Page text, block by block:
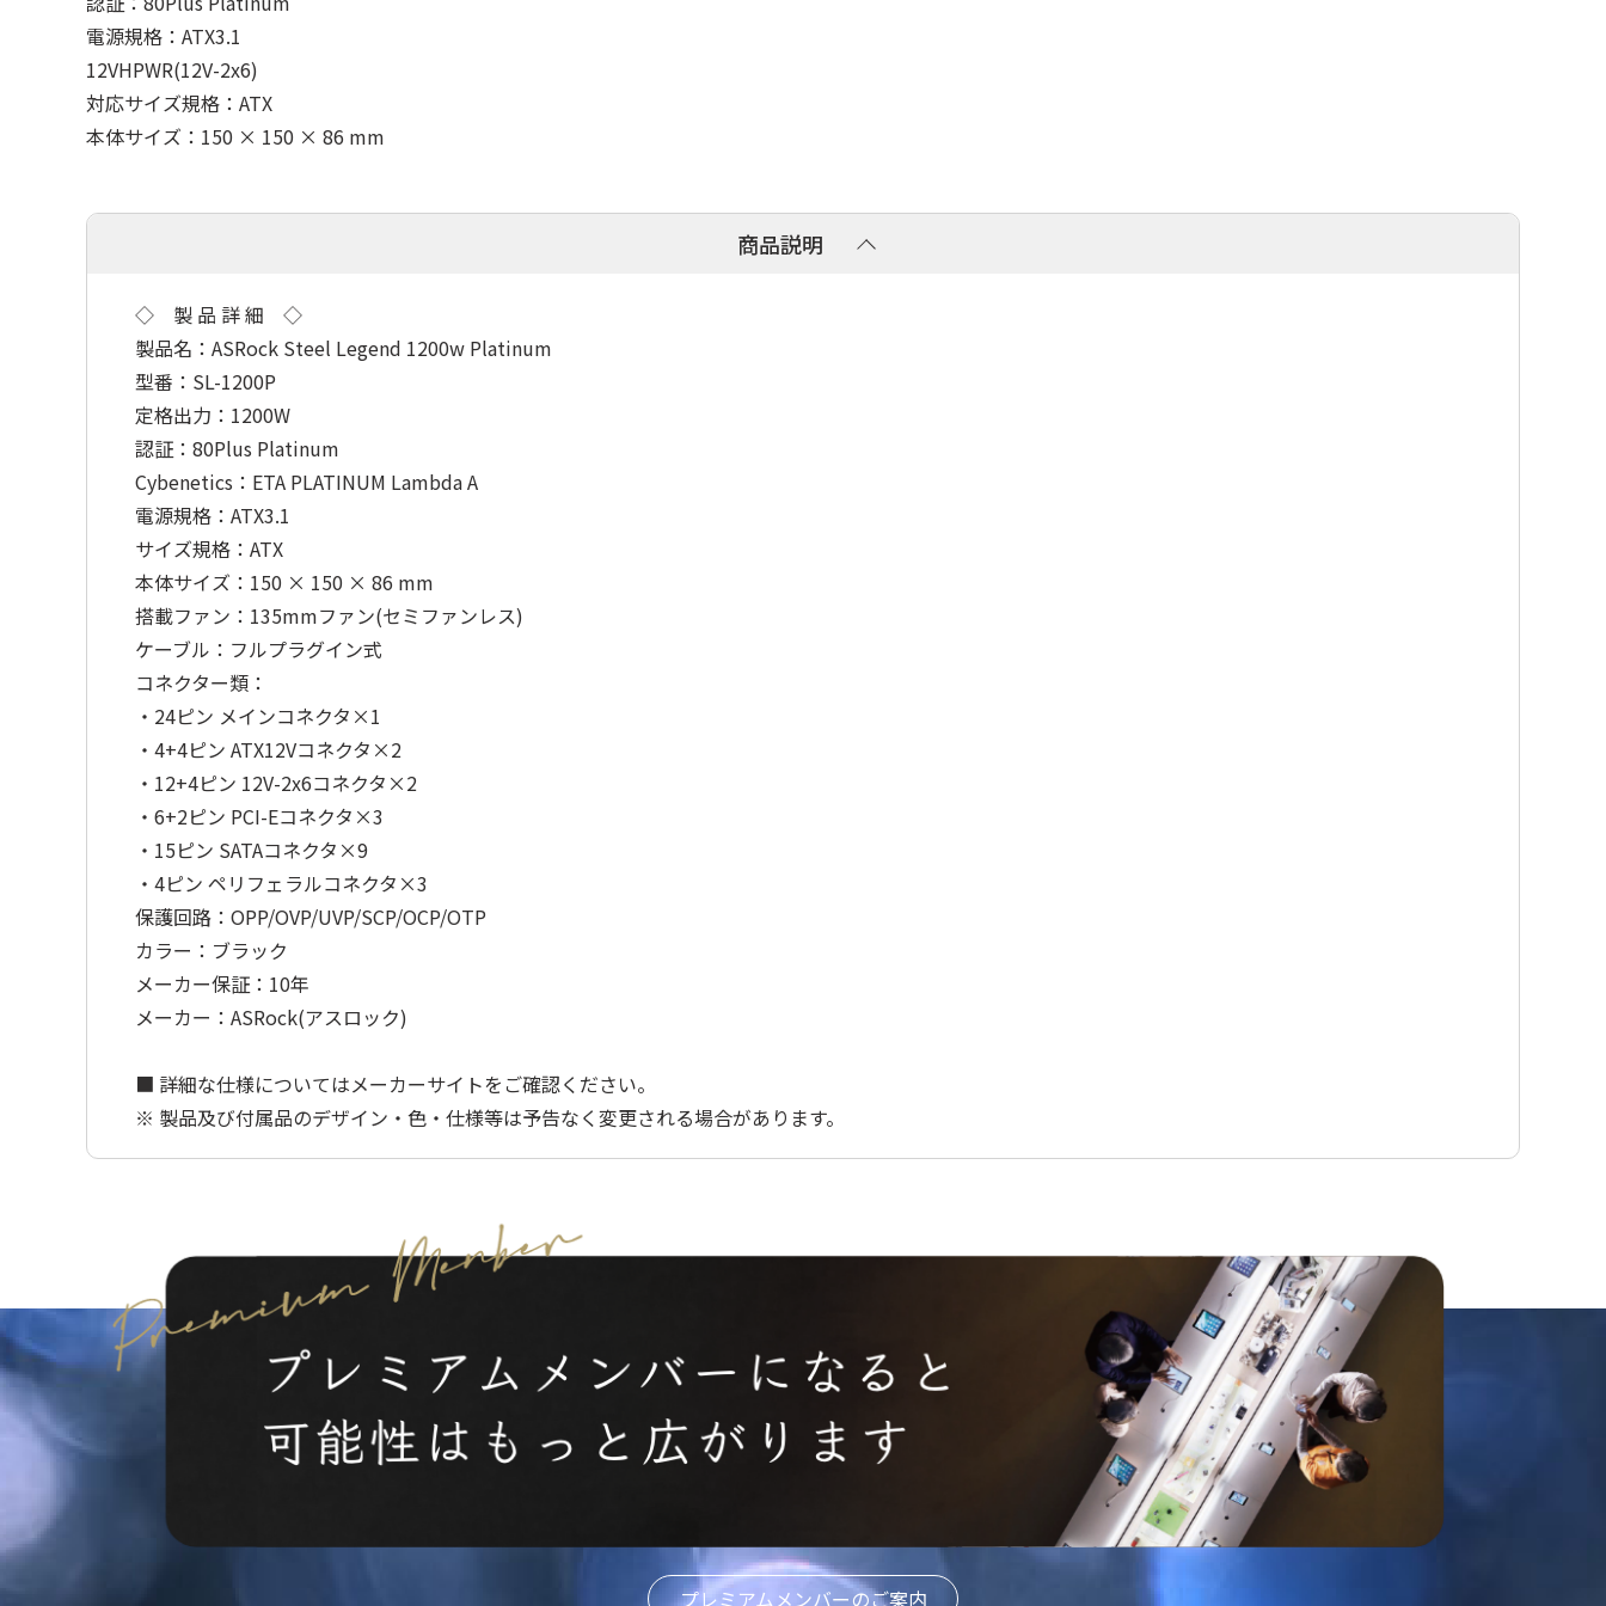
電源規格：ATX3.1
12VHPWR(12V-2x6)
対応サイズ規格：ATX
本体サイズ：150 × 150 × 86 mm
商品説明
◇ 製 品 詳 細 ◇
製品名：ASRock Steel Legend 1200w Platinum
型番：SL-1200P
定格出力：1200W
認証：80Plus Platinum
Cybenetics：ETA PLATINUM Lambda A
電源規格：ATX3.1
サイズ規格：ATX
本体サイズ：150 × 150 × 86 mm
搭載ファン：135mmファン(セミファンレス)
ケーブル：フルプラグイン式
コネクター類：
・24ピン メインコネクタ×1
・4+4ピン ATX12Vコネクタ×2
・12+4ピン 12V-2x6コネクタ×2
・6+2ピン PCI-Eコネクタ×3
・15ピン SATAコネクタ×9
・4ピン ペリフェラルコネクタ×3
保護回路：OPP/OVP/UVP/SCP/OCP/OTP
カラー：ブラック
メーカー保証：10年
メーカー：ASRock(アスロック)
■ 詳細な仕様についてはメーカーサイトをご確認ください。
※ 製品及び付属品のデザイン・色・仕様等は予告なく変更される場合があります。
プレミアムメンバーのご案内